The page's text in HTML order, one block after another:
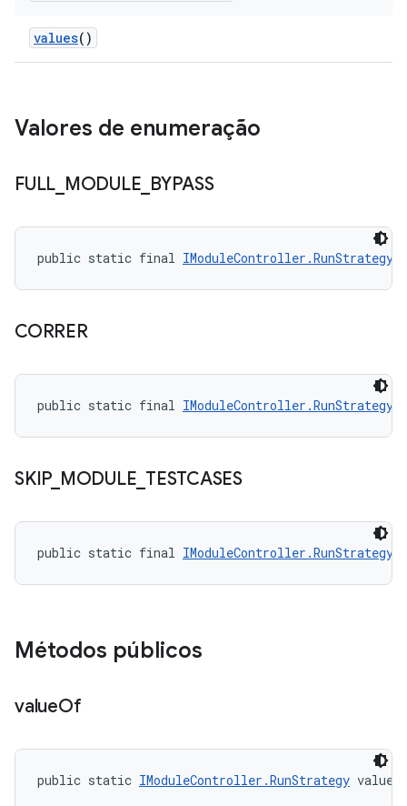
values()
Valores de enumeração
FULL MODULE BYPASS
public static final IModuleController.RunStrategy
CORRER
public static final IModuleController.RunStrategy
SKIP_ MODULE TESTCASES
public static final IModuleController.RunStrategy
Métodos públicos
valueOf
public static IModuleController.RunStrategy